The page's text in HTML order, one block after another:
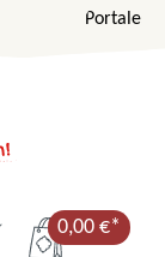
Portale
0,00 €*